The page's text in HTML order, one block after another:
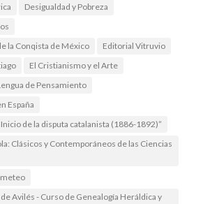
Desigualdad y Pobreza
la Conqista de México
Editorial Vitruvio
El Cristianismo y el Arte
de Pensamiento
España
de la disputa catalanista (1886-1892)”
Clásicos y Contemporáneos de las Ciencias
Avilés - Curso de Genealogía Heráldica y